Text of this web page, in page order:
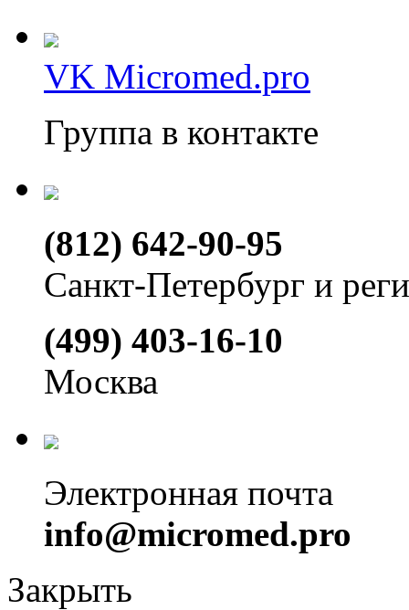
VK Micromed.pro
Группа в контакте
(812) 642-90-95
Санкт-Петербург и
(499) 403-16-10
Москва
Электронная почта
info@micromed.pro
Закрыть